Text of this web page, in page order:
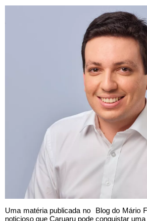
Uma matéria publicada no Blog do Mário
noticioso que Caruaru pode conquistar